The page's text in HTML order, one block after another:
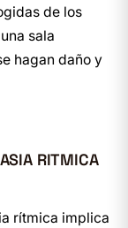
de los
sala
hagan daño y
RITMICA
rítmica implica